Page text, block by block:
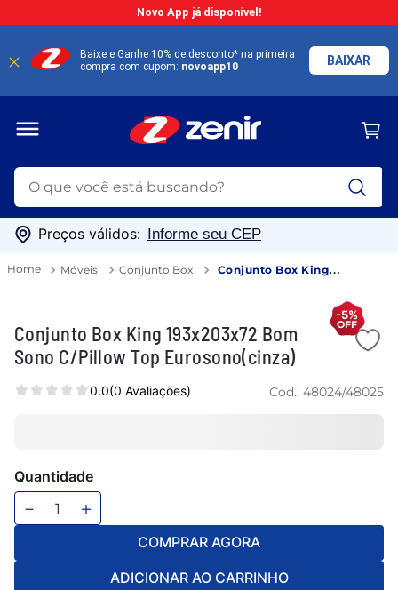
Novo App já disponível!
Baixe e Ganhe 10% de desconto* na primeira
compra com cupom: novoapp10 BAIXAR
O que você está buscando?
Preços válidos: Informe seu CEP
Móveis Conjunto Box
Conjunto Box King
-5%
Conjunto Box King 193x203x72 Bom
Sono C/Pillow Top Eurosono(cinza)
0.0(0 Avaliações) Cod.: 48024/48025
Quantidade
＋
－
COMPRAR AGORA
ADICIONAR AO CARRINHO
TERMOS MAIS BUSCADOS
4º
fogão
8º
maquina lavar
cama casal